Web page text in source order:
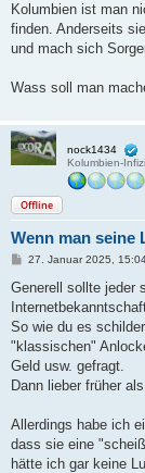
Kolumbien ist man
finden. Anderseits
und mach sich
Wass soll man
nock1434
Kolumbien-
Offline
Wenn man seine
B
i
r
a
27. Januar 2025,
Generell sollte jeder
So wie du es
"klassischen"
Geld usw. gefragt.
Dann lieber früher
Allerdings habe ich
dass sie eine
hätte ich gar keine